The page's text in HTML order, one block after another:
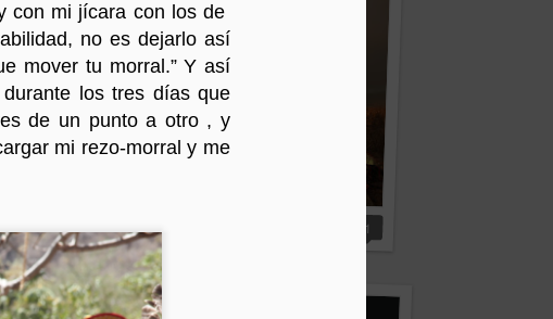
con mi jícara con los de
no es dejarlo así
mover tu morral.” Y así
los tres días que
de un punto a otro , y
mi rezo-morral y me
de los Hombres-Aguila
2 Explotación minera suspendida
1